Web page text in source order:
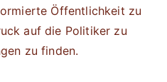
Öffentlichkeit zu
auf die Politiker zu
zu finden.